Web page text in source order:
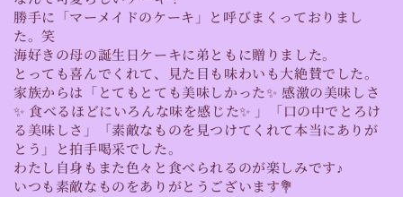
勝手に「マーメイドのケーキ」と呼びまくっておりまし
た。笑
海好きの母の誕生日ケーキに弟ともに贈りました。
とっても喜んでくれて、見た目も味わいも大絶賛でした。
家族からは「とてもとても美味しかった✨ 感激の美味しさ
✨ 食べるほどにいろんな味を感じた✨ 」「口の中でとろけ
る美味しさ」「素敵なものを見つけてくれて本当にありが
とう」と拍手喝采でした。
わたし自身もまた色々と食べられるのが楽しみです♪
いつも素敵なものをありがとうございます💐